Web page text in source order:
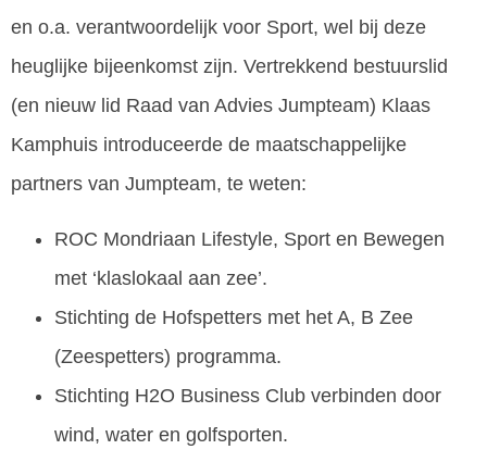
en o.a. verantwoordelijk voor Sport, wel bij deze
heuglijke bijeenkomst zijn. Vertrekkend bestuurslid
(en nieuw lid Raad van Advies Jumpteam) Klaas
Kamphuis introduceerde de maatschappelijke
partners van Jumpteam, te weten:
ROC Mondriaan Lifestyle, Sport en Bewegen
met ‘klaslokaal aan zee’.
Stichting de Hofspetters met het A, B Zee
(Zeespetters) programma.
Stichting H2O Business Club verbinden door
wind, water en golfsporten.